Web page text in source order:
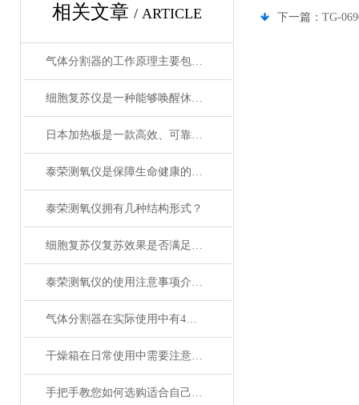
相关文章 / ARTICLE
气体分割器的工作原理主要包括以下3个方面
细胞复苏仪是一种能够唤醒休眠状态细胞的创新设备
日本加热板是一款高效、可靠的加热设备
泰荣测氧仪是保障生命健康的重要工具
泰荣测氧仪拥有几种结构形式？
细胞复苏仪复苏效果是否满足您的实际要求？
泰荣测氧仪的使用注意事项介绍及操作规程
气体分割器在实际使用中有4大特性
干燥箱在日常使用中需要注意哪些事项？
手把手教您如何选购适合自己的日本加热板？
下一篇： TG-